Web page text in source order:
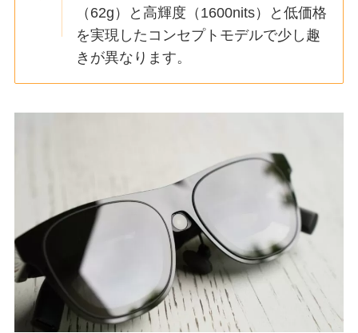
（62g）と高輝度（1600nits）と低価格
を実現したコンセプトモデルで少し趣
きが異なります。